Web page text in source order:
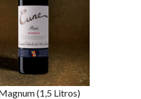
(1,5 Litros)